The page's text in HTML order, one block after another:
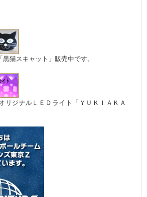
猫スキャット」販売中です。
リジナルＬＥＤライト「ＹＵＫＩＡＫＡ